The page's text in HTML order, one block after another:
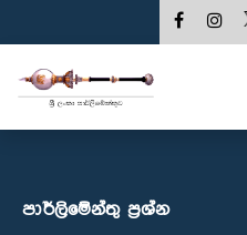
පාර්ලි‌මේන්තු‌ ප්‍රශ්න